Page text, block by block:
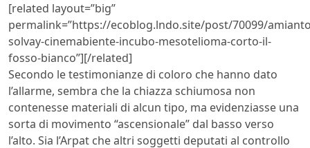
[related layout=”big”
permalink=”https://ecoblog.lndo.site/post/70099/
solvay-cinemabiente-incubo-mesotelioma-corto-il-
fosso-bianco”][/related]
Secondo le testimonianze di coloro che hanno dato
l’allarme, sembra che la chiazza schiumosa non
contenesse materiali di alcun tipo, ma evidenziasse una
sorta di movimento “ascensionale” dal basso verso
l’alto. Sia l’Arpat che altri soggetti deputati al controllo